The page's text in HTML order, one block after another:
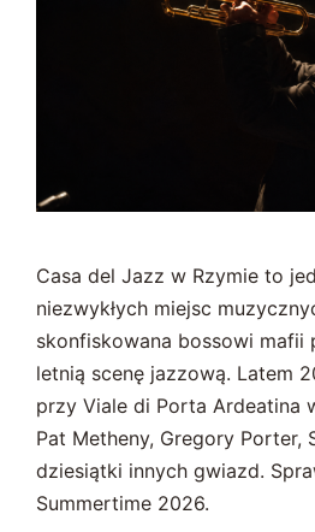
Casa del Jazz w Rzymie to
niezwykłych miejsc
skonfiskowana bossowi mafii
letnią scenę jazzową. Latem
przy Viale di Porta Ardeatina
Pat Metheny, Gregory Porter,
dziesiątki innych gwiazd.
Summertime 2026.